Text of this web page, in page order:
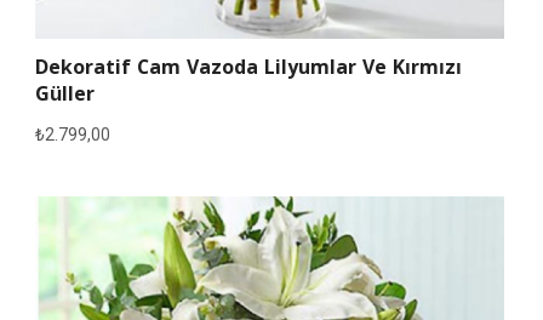
Dekoratif Cam Vazoda Lilyumlar Ve Kırmızı
Güller
₺2.799,00